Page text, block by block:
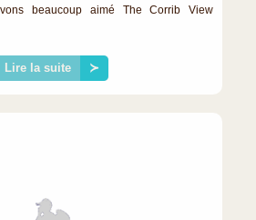
beaucoup aimé The Corrib View
Lire la suite ≻